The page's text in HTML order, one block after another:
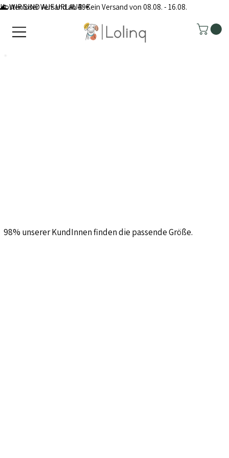
Kostenloser Versand ab 49€
🌊 WIR SIND AUF URLAUB: Kein Versand von 08.08. - 16.08.
98% unserer KundInnen finden die passende Größe.